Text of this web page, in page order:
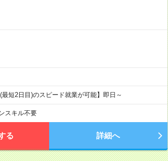
短2日目)のスピード就業が可能】即日～
スキル不要
る 詳細へ